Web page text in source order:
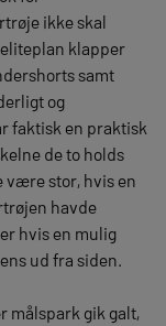
ikke skal
klapper
samt
og
faktisk en praktisk
de to holds
stor, hvis en
havde
hvis en mulig
ud fra siden.
målspark gik galt,